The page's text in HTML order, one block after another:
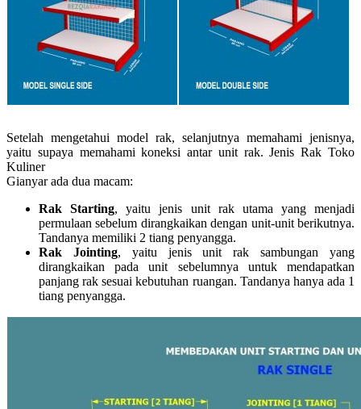
Setelah mengetahui model rak, selanjutnya memahami jenisnya,
yaitu supaya memahami koneksi antar unit rak. Jenis Rak Toko
Kuliner
Gianyar ada dua macam:
Rak Starting, yaitu jenis unit rak utama yang menjadi
permulaan sebelum dirangkaikan dengan unit-unit berikutnya.
Tandanya memiliki 2 tiang penyangga.
Rak Jointing, yaitu jenis unit rak sambungan yang
dirangkaikan pada unit sebelumnya untuk mendapatkan
panjang rak sesuai kebutuhan ruangan. Tandanya hanya ada 1
tiang penyangga.